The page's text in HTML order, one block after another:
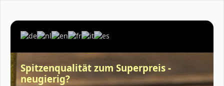
Spitzenqualität zum Superpreis -
neugierig?